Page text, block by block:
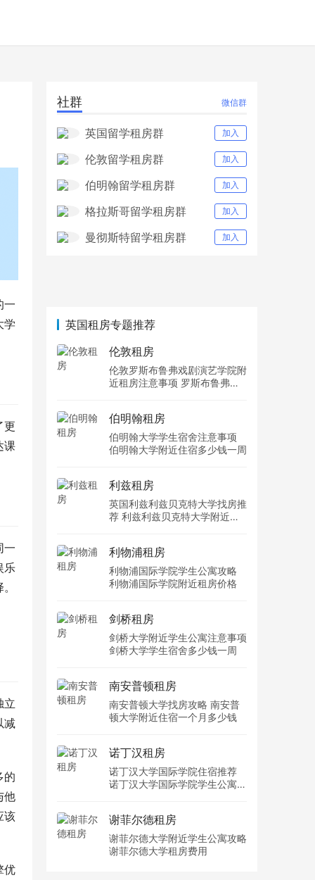
一
学
更
课
一
乐
立
减
的
他
该
优
社群 微信群
英国留学租房群 加入
伦敦留学租房群 加入
伯明翰留学租房群 加入
格拉斯哥留学租房群 加入
曼彻斯特留学租房群 加入
英国租房专题推荐
伦敦租房
伦敦罗斯布鲁弗戏剧演艺学院附
近租房注意事项 罗斯布鲁弗戏
伯明翰租房
伯明翰大学学生宿舍注意事项
伯明翰大学附近住宿多少钱一周
利兹租房
英国利兹利兹贝克特大学找房推
荐 利兹利兹贝克特大学附近住
利物浦租房
利物浦国际学院学生公寓攻略
利物浦国际学院附近租房价格
剑桥租房
剑桥大学附近学生公寓注意事项
剑桥大学学生宿舍多少钱一周
南安普顿租房
南安普顿大学找房攻略 南安普
顿大学附近住宿一个月多少钱
诺丁汉租房
诺丁汉大学国际学院住宿推荐
诺丁汉大学国际学院学生公寓多
谢菲尔德租房
谢菲尔德大学附近学生公寓攻略
谢菲尔德大学租房费用